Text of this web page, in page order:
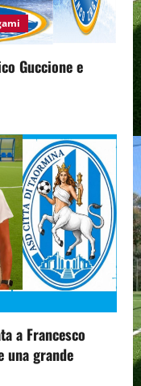
Guccione e
a Francesco
una grande